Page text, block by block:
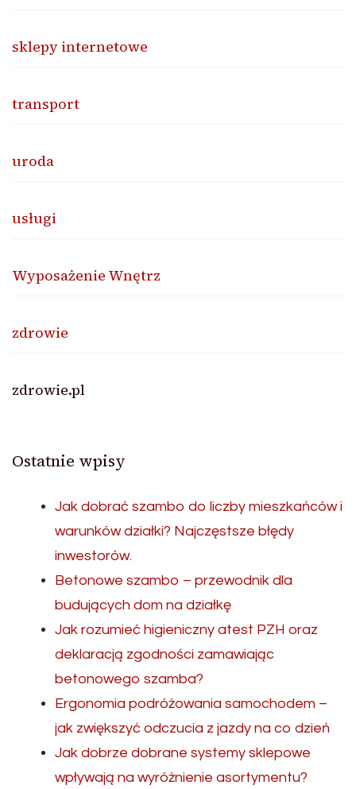
sklepy internetowe
transport
uroda
usługi
Wyposażenie Wnętrz
zdrowie
zdrowie.pl
Ostatnie wpisy
Jak dobrać szambo do liczby mieszkańców i
warunków działki? Najczęstsze błędy
inwestorów.
Betonowe szambo – przewodnik dla
budujących dom na działkę
Jak rozumieć higieniczny atest PZH oraz
deklaracją zgodności zamawiając
betonowego szamba?
Ergonomia podróżowania samochodem –
jak zwiększyć odczucia z jazdy na co dzień
Jak dobrze dobrane systemy sklepowe
wpływają na wyróżnienie asortymentu?